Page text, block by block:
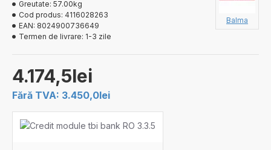
4.174,5lei
Fără TVA: 3.450,0lei
Greutate: 57.00kg
Cod produs: 4116028263
EAN: 8024900736649
Termen de livrare: 1-3 zile
Balma